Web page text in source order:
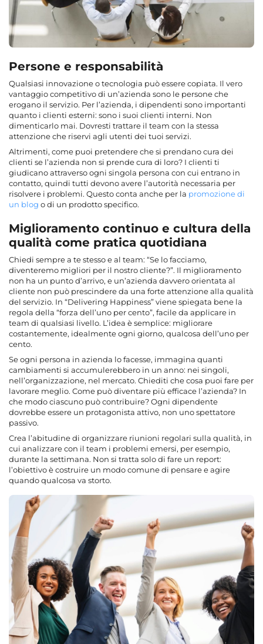
Persone e responsabilità
Qualsiasi innovazione o tecnologia può essere copiata. Il vero
vantaggio competitivo di un’azienda sono le persone che
erogano il servizio. Per l’azienda, i dipendenti sono importanti
quanto i clienti esterni: sono i suoi clienti interni. Non
dimenticarlo mai. Dovresti trattare il team con la stessa
attenzione che riservi agli utenti dei tuoi servizi.
Altrimenti, come puoi pretendere che si prendano cura dei
clienti se l’azienda non si prende cura di loro? I clienti ti
giudicano attraverso ogni singola persona con cui entrano in
contatto, quindi tutti devono avere l’autorità necessaria per
risolvere i problemi. Questo conta anche per la promozione di
un blog o di un prodotto specifico.
Miglioramento continuo e cultura della
qualità come pratica quotidiana
Chiedi sempre a te stesso e al team: “Se lo facciamo,
diventeremo migliori per il nostro cliente?”. Il miglioramento
non ha un punto d’arrivo, e un’azienda davvero orientata al
cliente non può prescindere da una forte attenzione alla qualità
del servizio. In “Delivering Happiness” viene spiegata bene la
regola della “forza dell’uno per cento”, facile da applicare in
team di qualsiasi livello. L’idea è semplice: migliorare
costantemente, idealmente ogni giorno, qualcosa dell’uno per
cento.
Se ogni persona in azienda lo facesse, immagina quanti
cambiamenti si accumulerebbero in un anno: nei singoli,
nell’organizzazione, nel mercato. Chiediti che cosa puoi fare per
lavorare meglio. Come può diventare più efficace l’azienda? In
che modo ciascuno può contribuire? Ogni dipendente
dovrebbe essere un protagonista attivo, non uno spettatore
passivo.
Crea l’abitudine di organizzare riunioni regolari sulla qualità, in
cui analizzare con il team i problemi emersi, per esempio,
durante la settimana. Non si tratta solo di fare un report:
l’obiettivo è costruire un modo comune di pensare e agire
quando qualcosa va storto.